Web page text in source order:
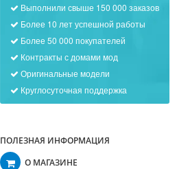
Выполнили свыше 150 000 заказов
Более 10 лет успешной работы
Более 50 000 покупателей
Контракты с домами мод
Оригинальные модели
Круглосуточная поддержка
ПОЛЕЗНАЯ ИНФОРМАЦИЯ
О МАГАЗИНЕ